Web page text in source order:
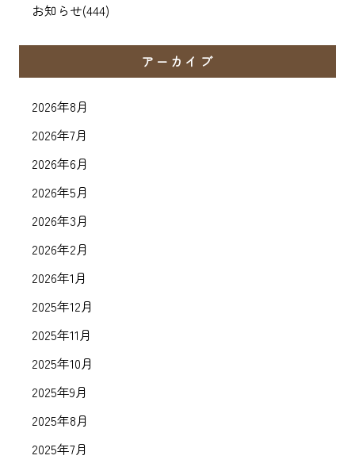
お知らせ(444)
アーカイブ
2026年8月
2026年7月
2026年6月
2026年5月
2026年3月
2026年2月
2026年1月
2025年12月
2025年11月
2025年10月
2025年9月
2025年8月
2025年7月